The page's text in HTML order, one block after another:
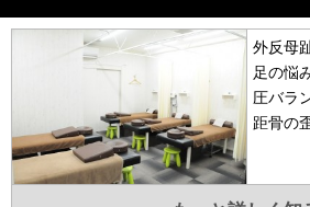
外反母
足の悩
圧バラ
距骨の